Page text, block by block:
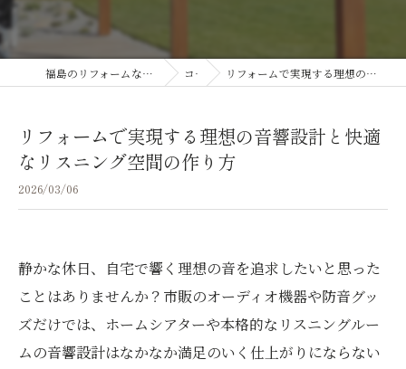
福島のリフォームならマイガーデンエクステリア コラム リフォームで実現する理想の音響設計と快適なリスニング空間の作り方
リフォームで実現する理想の音響設計と快適
なリスニング空間の作り方
2026/03/06
静かな休日、自宅で響く理想の音を追求したいと思った
ことはありませんか？市販のオーディオ機器や防音グッ
ズだけでは、ホームシアターや本格的なリスニングルー
ムの音響設計はなかなか満足のいく仕上がりにならない